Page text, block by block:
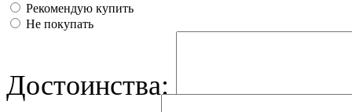
Рекомендую купить
Не покупать
Достоинства: